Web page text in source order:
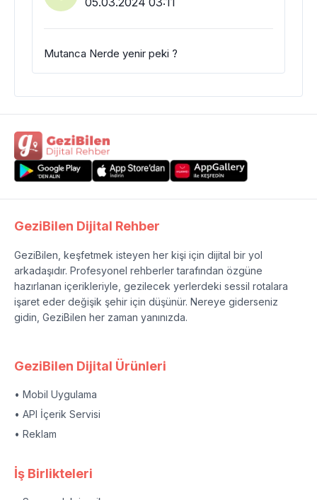
Mutanca Nerde yenir peki ?
GeziBilen Dijital Rehber
GeziBilen, keşfetmek isteyen her kişi için dijital bir yol
arkadaşıdır. Profesyonel rehberler tarafından özgüne
hazırlanan içerikleriyle, gezilecek yerlerdeki sessil rotalara
işaret eder değişik şehir için düşünür. Nereye giderseniz
gidin, GeziBilen her zaman yanınızda.
GeziBilen Dijital Ürünleri
• Mobil Uygulama
• API İçerik Servisi
• Reklam
İş Birlikteleri